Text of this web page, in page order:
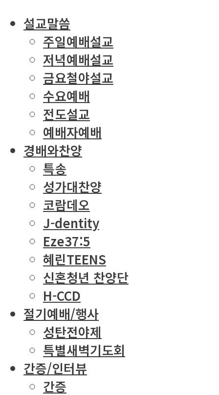
설교말씀
주일예배설교
저녁예배설교
금요철야설교
수요예배
전도설교
예배자예배
경배와찬양
특송
성가대찬양
코람데오
J-dentity
Eze37:5
혜린TEENS
신혼청년 찬양단
H-CCD
절기예배/행사
성탄전야제
특별새벽기도회
간증/인터뷰
간증